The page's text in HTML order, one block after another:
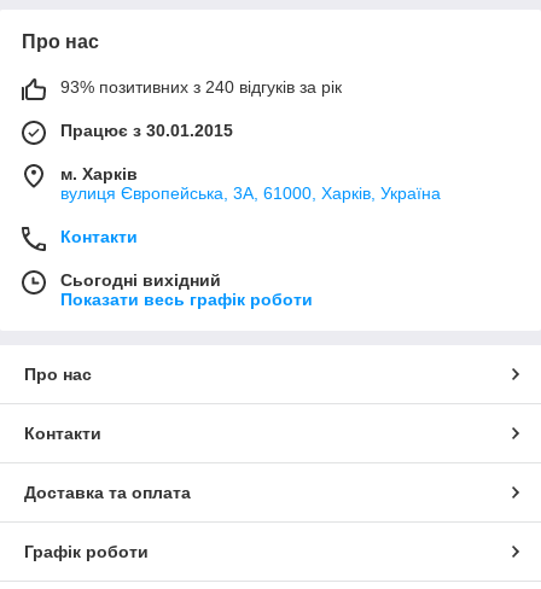
Про нас
93% позитивних з 240 відгуків за рік
Працює з 30.01.2015
м. Харків
вулиця Європейська, 3А, 61000, Харків, Україна
Контакти
Сьогодні вихідний
Показати весь графік роботи
Про нас
Контакти
Доставка та оплата
Графік роботи